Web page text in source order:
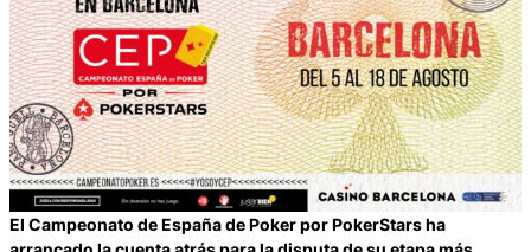
El Campeonato de España de Poker por PokerStars ha